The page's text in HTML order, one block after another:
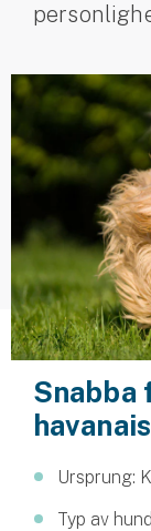
Motorcykel
Mc-försäkring
Båt
Båtförsäkring
Snabba
havanais
Ursprung:
Typ av